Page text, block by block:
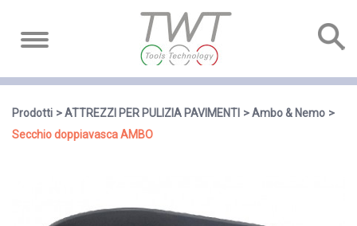
Prodotti ATTREZZI PER PULIZIA PAVIMENTI
Ambo & Nemo
Secchio doppiavasca AMBO